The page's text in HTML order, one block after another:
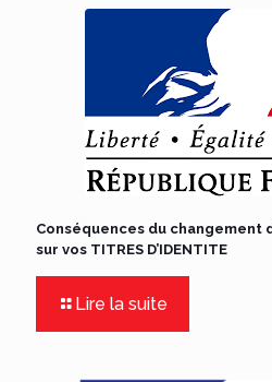
Conséquences du
sur vos TITRES D’IDENTITE
Lire la suite